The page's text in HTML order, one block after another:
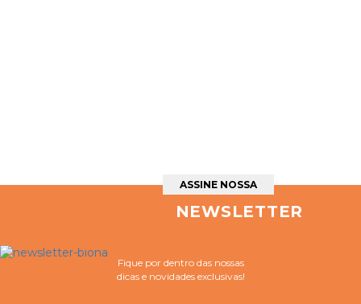
ASSINE NOSSA
NEWSLETTER
Fique por dentro das nossas
dicas e novidades exclusivas!